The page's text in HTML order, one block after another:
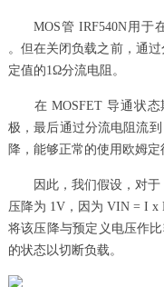
MOS管 IRF540N用于
。但在关闭负载之前，通
定值的1Ω分流电阻。
在 MOSFET 导通状态
极，最后通过分流电阻流
降，能够正常的使用欧姆定
因此，我们假设，对于
压降为 1V，因为 VIN = I x
将该压降与预定义电压作
的状态以切断负载。